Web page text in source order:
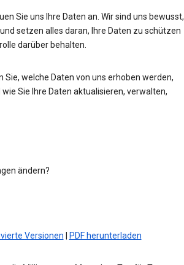
Sie uns Ihre Daten an. Wir sind uns bewusst,
setzen alles daran, Ihre Daten zu schützen
darüber behalten.
welche Daten von uns erhoben werden,
Sie Ihre Daten aktualisieren, verwalten,
ändern?
Versionen PDF herunterladen